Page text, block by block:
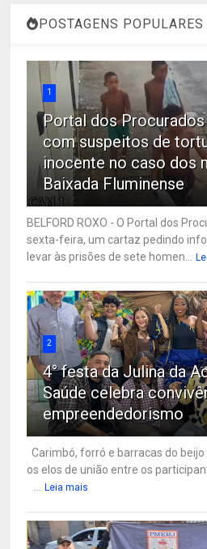
POSTAGENS POPULARES
1
Portal dos
com suspeitos de
inocente no caso dos
Baixada Fluminense
BELFORD ROXO - O Portal dos
sexta-feira, um cartaz pedindo
levar às prisões de sete homen...
2
4° festa da Julina da
Saúde celebra
empreendedorismo
Carimbó, forró e barracas do
os elos de união entre os
Leia mais